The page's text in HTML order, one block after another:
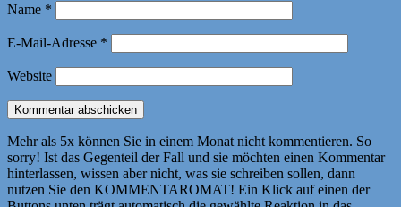
Name *
E-Mail-Adresse *
Website
Mehr als 5x können Sie in einem Monat nicht kommentieren. So
sorry! Ist das Gegenteil der Fall und sie möchten einen Kommentar
hinterlassen, wissen aber nicht, was sie schreiben sollen, dann
nutzen Sie den KOMMENTAROMAT! Ein Klick auf einen der